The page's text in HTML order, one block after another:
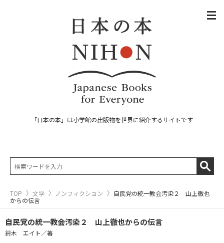
「日本の本」は小学館の出版物を世界に紹介するサイトです
TOP 文学 ノンフィクション
自民党の統一教会汚染２ 山上徹也
からの伝言
自民党の統一教会汚染２ 山上徹也からの伝言
鈴木 エイト／著